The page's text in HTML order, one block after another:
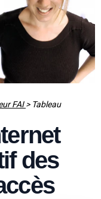
FAI > Tableau
des